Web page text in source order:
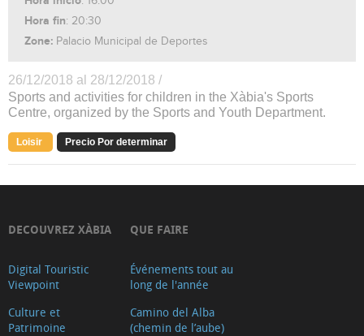
Hora fin: 20:30
Zone: Palacio Municipal de Deportes
26/12/2018 al 28/12/2018 /
Sports and activities for children in the Xàbia's Sports
Centre, organized by the Sports and Youth Department.
Loisir Precio Por determinar
DECOUVREZ XÀBIA
Digital Touristic
Viewpoint
Culture et
Patrimoine
QUE FAIRE
Événements tout au
long de l'année
Camino del Alba
(chemin de l’aube)